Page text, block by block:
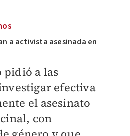
a activista asesinada en
pidió a las
nvestigar efectiva
el asesinato
con